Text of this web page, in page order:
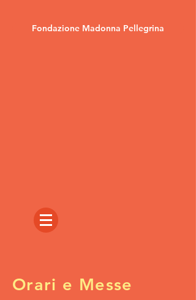
Fondazione Madonna Pellegrina
Orari e Messe